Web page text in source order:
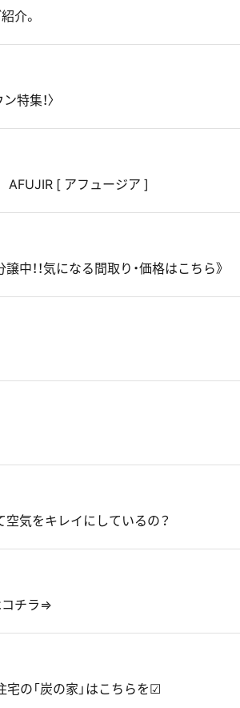
介。
特集！〉
[ アフュージア ]
中！！気になる間取り・価格はこちら》
空気をキレイにしているの？
コチラ⇒
宅の「炭の家」はこちらを☑